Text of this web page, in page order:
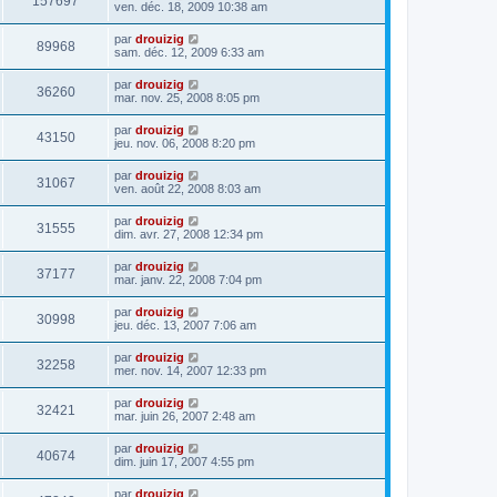
ven. déc. 18, 2009 10:38 am
89968 par drouizig
sam. déc. 12, 2009 6:33 am
36260 par drouizig
mar. nov. 25, 2008 8:05 pm
43150 par drouizig
jeu. nov. 06, 2008 8:20 pm
31067 par drouizig
ven. août 22, 2008 8:03 am
31555 par drouizig
dim. avr. 27, 2008 12:34 pm
37177 par drouizig
mar. janv. 22, 2008 7:04 pm
30998 par drouizig
jeu. déc. 13, 2007 7:06 am
32258 par drouizig
mer. nov. 14, 2007 12:33 pm
32421 par drouizig
mar. juin 26, 2007 2:48 am
40674 par drouizig
dim. juin 17, 2007 4:55 pm
par drouizig